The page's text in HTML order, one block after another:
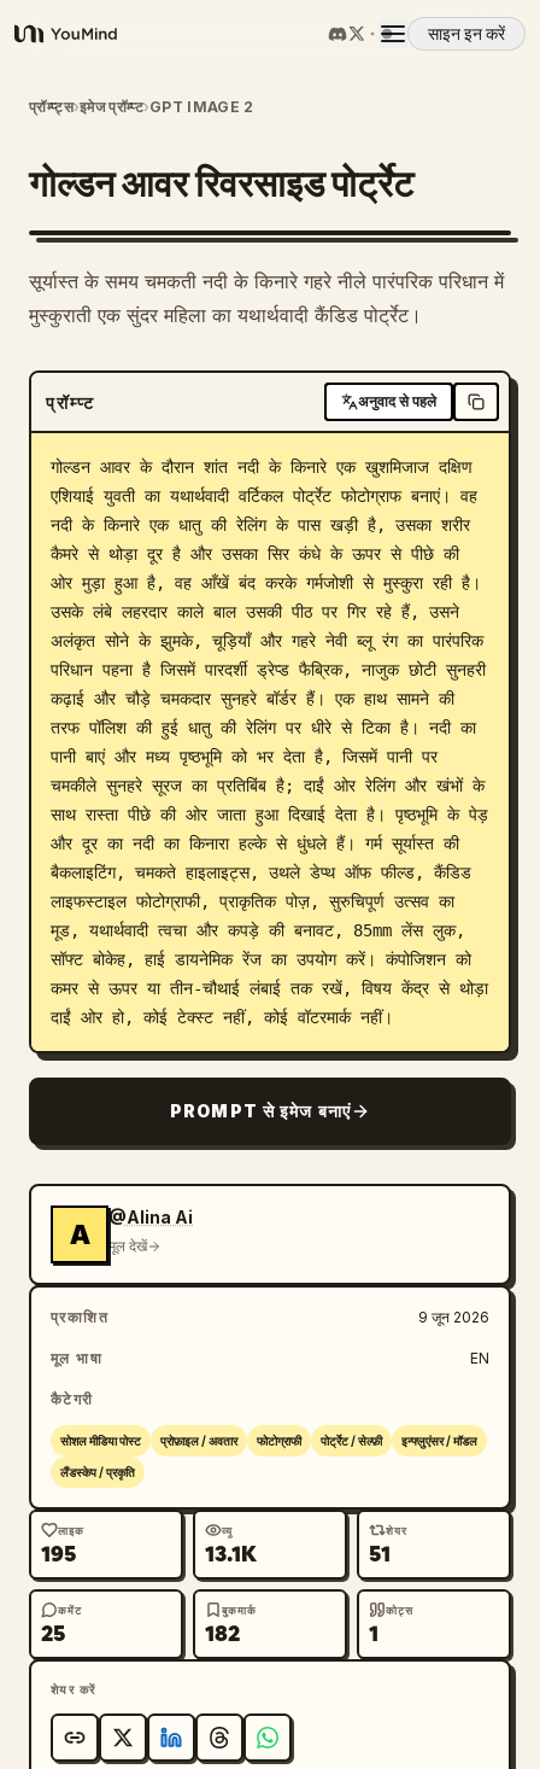
YouMind
साइन इन करें
अवलोकन
उपयोग के मामले
मूल्य निर्धारण
डाउनलोड
ब्लॉग
अपडेट
प्रॉम्प्ट्स›इमेज प्रॉम्प्ट›GPT IMAGE 2
गोल्डन आवर रिवरसाइड पोर्ट्रेट
सूर्यास्त के समय चमकती नदी के किनारे गहरे नीले पारंपरिक परिधान में
मुस्कुराती एक सुंदर महिला का यथार्थवादी कैंडिड पोर्ट्रेट।
प्रॉम्प्ट अनुवाद से पहले
गोल्डन आवर के दौरान शांत नदी के किनारे एक खुशमिजाज दक्षिण
एशियाई युवती का यथार्थवादी वर्टिकल पोर्ट्रेट फोटोग्राफ बनाएं। वह
नदी के किनारे एक धातु की रेलिंग के पास खड़ी है, उसका शरीर
कैमरे से थोड़ा दूर है और उसका सिर कंधे के ऊपर से पीछे की
ओर मुड़ा हुआ है, वह आँखें बंद करके गर्मजोशी से मुस्कुरा रही है।
उसके लंबे लहरदार काले बाल उसकी पीठ पर गिर रहे हैं, उसने
अलंकृत सोने के झुमके, चूड़ियाँ और गहरे नेवी ब्लू रंग का पारंपरिक
परिधान पहना है जिसमें पारदर्शी ड्रेप्ड फैब्रिक, नाजुक छोटी सुनहरी
कढ़ाई और चौड़े चमकदार सुनहरे बॉर्डर हैं। एक हाथ सामने की
तरफ पॉलिश की हुई धातु की रेलिंग पर धीरे से टिका है। नदी का
पानी बाएं और मध्य पृष्ठभूमि को भर देता है, जिसमें पानी पर
चमकीले सुनहरे सूरज का प्रतिबिंब है; दाईं ओर रेलिंग और खंभों के
साथ रास्ता पीछे की ओर जाता हुआ दिखाई देता है। पृष्ठभूमि के पेड़
और दूर का नदी का किनारा हल्के से धुंधले हैं। गर्म सूर्यास्त की
बैकलाइटिंग, चमकते हाइलाइट्स, उथले डेप्थ ऑफ फील्ड, कैंडिड
लाइफस्टाइल फोटोग्राफी, प्राकृतिक पोज़, सुरुचिपूर्ण उत्सव का
मूड, यथार्थवादी त्वचा और कपड़े की बनावट, 85mm लेंस लुक,
सॉफ्ट बोकेह, हाई डायनेमिक रेंज का उपयोग करें। कंपोजिशन को
कमर से ऊपर या तीन-चौथाई लंबाई तक रखें, विषय केंद्र से थोड़ा
दाईं ओर हो, कोई टेक्स्ट नहीं, कोई वॉटरमार्क नहीं।
PROMPT से इमेज बनाएं
A
@Alina Ai
मूल देखें
प्रकाशित 9 जून 2026
मूल भाषा EN
कैटेगरी
सोशल मीडिया पोस्ट प्रोफ़ाइल / अवतार फोटोग्राफी पोर्ट्रेट / सेल्फ़ी इन्फ्लुएंसर / मॉडल
लैंडस्केप / प्रकृति
लाइक
195
व्यू
13.1K
शेयर
51
कमेंट
25
बुकमार्क
182
कोट्स
1
शेयर करें